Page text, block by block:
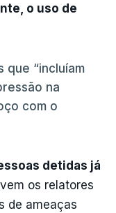
o uso de
que “incluíam
na
com o
detidas já
os relatores
de ameaças